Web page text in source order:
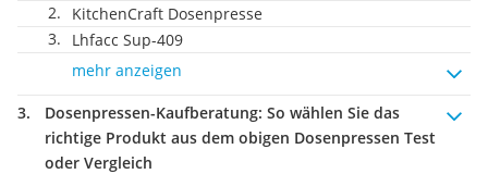
KitchenCraft Dosenpresse
Lhfacc Sup-409
mehr anzeigen
Dosenpressen-Kaufberatung: So wählen Sie das
richtige Produkt aus dem obigen Dosenpressen Test
oder Vergleich